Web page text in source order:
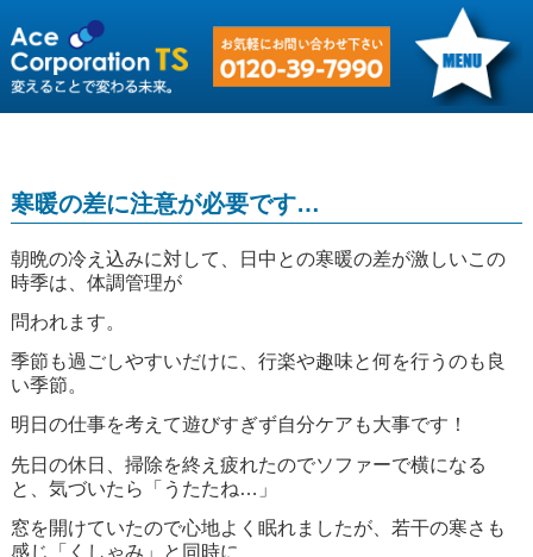
寒暖の差に注意が必要です…
朝晩の冷え込みに対して、日中との寒暖の差が激しいこの
時季は、体調管理が
問われます。
季節も過ごしやすいだけに、行楽や趣味と何を行うのも良
い季節。
明日の仕事を考えて遊びすぎず自分ケアも大事です！
先日の休日、掃除を終え疲れたのでソファーで横になる
と、気づいたら「うたたね…」
窓を開けていたので心地よく眠れましたが、若干の寒さも
感じ「くしゃみ」と同時に